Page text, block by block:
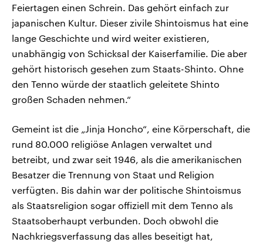
Feiertagen einen Schrein. Das gehört einfach zur
japanischen Kultur. Dieser zivile Shintoismus hat eine
lange Geschichte und wird weiter existieren,
unabhängig von Schicksal der Kaiserfamilie. Die aber
gehört historisch gesehen zum Staats-Shinto. Ohne
den Tenno würde der staatlich geleitete Shinto
großen Schaden nehmen.“
Gemeint ist die „Jinja Honcho“, eine Körperschaft, die
rund 80.000 religiöse Anlagen verwaltet und
betreibt, und zwar seit 1946, als die amerikanischen
Besatzer die Trennung von Staat und Religion
verfügten. Bis dahin war der politische Shintoismus
als Staatsreligion sogar offiziell mit dem Tenno als
Staatsoberhaupt verbunden. Doch obwohl die
Nachkriegsverfassung das alles beseitigt hat,